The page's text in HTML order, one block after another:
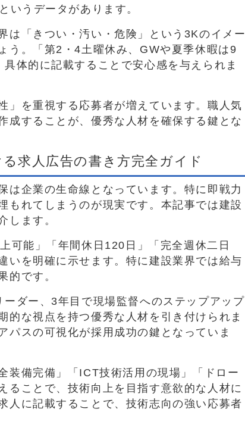
いうデータがあります。
は「きつい・汚い・危険」という3Kのイメー
う。「第2・4土曜休み、GWや夏季休暇は9
体的に記載することで安心感を与えられま
」を重視する応募者が増えています。職人気
成することが、優秀な人材を確保する鍵とな
求人広告の書き方完全ガイド
は企業の生命線となっています。特に即戦力
もれてしまうのが現実です。本記事では建設
します。
可能」「年間休日120日」「完全週休二日
いを明確に示せます。特に建設業界では給与
的です。
ダー、3年目で現場監督へのステップアップ
な視点を持つ優秀な人材を引き付けられま
パスの可視化が採用成功の鍵となっていま
装備完備」「ICT技術活用の現場」「ドロー
ることで、技術向上を目指す意欲的な人材に
人に記載することで、技術志向の強い応募者